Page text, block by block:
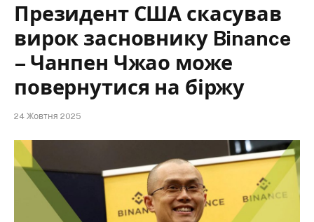
Президент США скасував
вирок засновнику Binance
– Чанпен Чжао може
повернутися на біржу
24 Жовтня 2025